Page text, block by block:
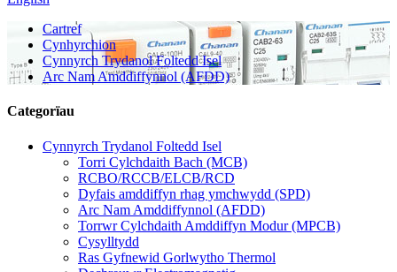
Cartref
Cynhyrchion
Cynnyrch Trydanol Foltedd Isel
Arc Nam Amddiffynnol (AFDD)
Categorïau
Cynnyrch Trydanol Foltedd Isel
Torri Cylchdaith Bach (MCB)
RCBO/RCCB/ELCB/RCD
Dyfais amddiffyn rhag ymchwydd (SPD)
Arc Nam Amddiffynnol (AFDD)
Torrwr Cylchdaith Amddiffyn Modur (MPCB)
Cysylltydd
Ras Gyfnewid Gorlwytho Thermol